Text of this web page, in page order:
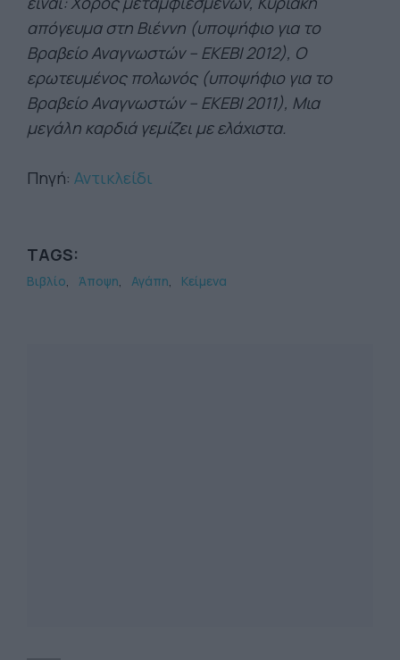
απόγευμα στη Βιέννη (υποψήφιο για το
Βραβείο Αναγνωστών – ΕΚΕΒΙ 2012), Ο
ερωτευμένος πολωνός (υποψήφιο για το
Βραβείο Αναγνωστών – ΕΚΕΒΙ 2011), Μια
μεγάλη καρδιά γεμίζει με ελάχιστα.
Πηγή: Αντικλείδι
TAGS:
Βιβλίο Άποψη Αγάπη Κείμενα